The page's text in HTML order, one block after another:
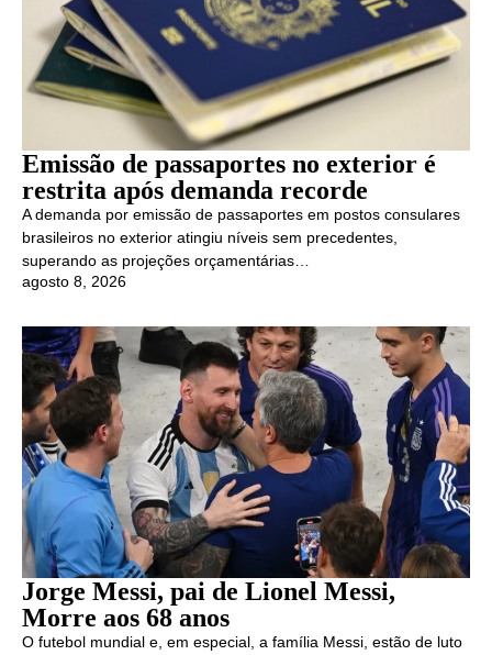
Emissão de passaportes no exterior é
restrita após demanda recorde
A demanda por emissão de passaportes em postos consulares
brasileiros no exterior atingiu níveis sem precedentes,
superando as projeções orçamentárias…
agosto 8, 2026
Jorge Messi, pai de Lionel Messi,
Morre aos 68 anos
O futebol mundial e, em especial, a família Messi, estão de luto